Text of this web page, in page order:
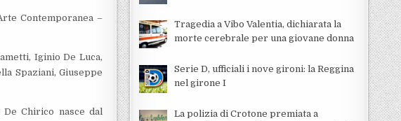
Contemporanea –
Iginio De Luca,
Spaziani, Giuseppe
Chirico nasce dal
Tragedia a Vibo Valentia, dichiarata la
morte cerebrale per una giovane donna
Serie D, ufficiali i nove gironi: la Reggina
nel girone I
La polizia di Crotone premiata a